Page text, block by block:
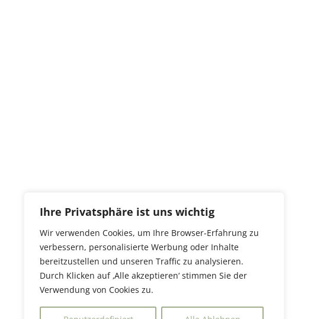
Ihre Privatsphäre ist uns wichtig
Wir verwenden Cookies, um Ihre Browser-Erfahrung zu
verbessern, personalisierte Werbung oder Inhalte
bereitzustellen und unseren Traffic zu analysieren.
Durch Klicken auf ‚Alle akzeptieren‘ stimmen Sie der
Verwendung von Cookies zu.